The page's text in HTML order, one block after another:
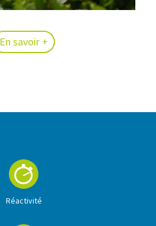
En savoir +
Réactivité